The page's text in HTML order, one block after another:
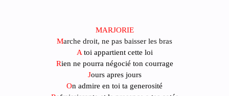
MARJORIE
Marche droit, ne pas baisser les bras
Atoi appartient cette loi
Rien ne pourra négocié ton courrage
Jours apres jours
On admire en toi ta generosité